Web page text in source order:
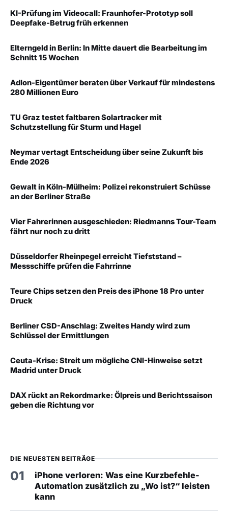
KI-Prüfung im Videocall: Fraunhofer-Prototyp soll
Deepfake-Betrug früh erkennen
Elterngeld in Berlin: In Mitte dauert die Bearbeitung im
Schnitt 15 Wochen
Adlon-Eigentümer beraten über Verkauf für mindestens
280 Millionen Euro
TU Graz testet faltbaren Solartracker mit
Schutzstellung für Sturm und Hagel
Neymar vertagt Entscheidung über seine Zukunft bis
Ende 2026
Gewalt in Köln-Mülheim: Polizei rekonstruiert Schüsse
an der Berliner Straße
Vier Fahrerinnen ausgeschieden: Riedmanns Tour-Team
fährt nur noch zu dritt
Düsseldorfer Rheinpegel erreicht Tiefststand –
Messschiffe prüfen die Fahrrinne
Teure Chips setzen den Preis des iPhone 18 Pro unter
Druck
Berliner CSD-Anschlag: Zweites Handy wird zum
Schlüssel der Ermittlungen
Ceuta-Krise: Streit um mögliche CNI-Hinweise setzt
Madrid unter Druck
DAX rückt an Rekordmarke: Ölpreis und Berichtssaison
geben die Richtung vor
DIE NEUESTEN BEITRÄGE
01
iPhone verloren: Was eine Kurzbefehle-
Automation zusätzlich zu „Wo ist?“ leisten
kann